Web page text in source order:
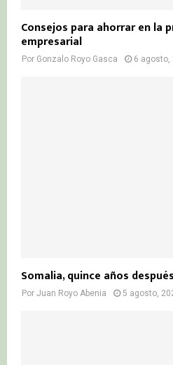
Consejos para ahorrar en la
empresarial
Por Gonzalo Royo Gasca 6 agosto,
Somalia, quince años después
Por Juan Royo Abenia 5 agosto,